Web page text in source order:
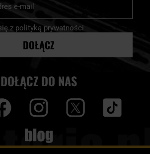
z polityką prywatności
DOŁĄCZ
DOŁĄCZ DO NAS
Blog